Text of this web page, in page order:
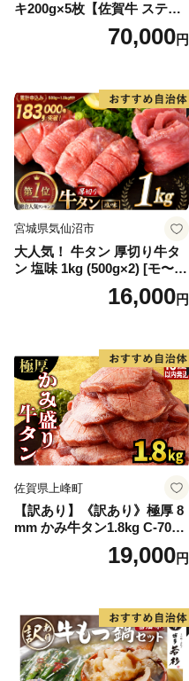
キ200g×5枚【佐賀牛 ステー
キ ブランド肉 ヒレ肉 フィレ
肉 ジューシー ヘルシー】(H0
70,000円
宮城県気仙沼市
大人気！ 牛タン 厚切り牛タ
ン 塩味 1kg (500g×2) [モ〜ラ
ンド 宮城県 気仙沼市 205646
60] 肉 牛肉 精肉 牛たん 牛タ
厚切り タン
16,000円
佐賀県上峰町
【訳あり】《訳あり》極厚 8
mm かみ牛タン1.8kg C-709-
19,000円